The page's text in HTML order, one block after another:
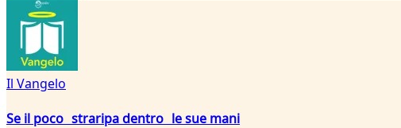
Il Vangelo
Se il poco straripa dentro le sue mani